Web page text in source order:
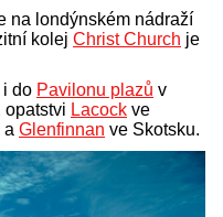
na londýnském nádraží
kolej Christ Church je
i do Pavilonu plazů v
opatstvi Lacock ve
a Glenfinnan ve Skotsku.